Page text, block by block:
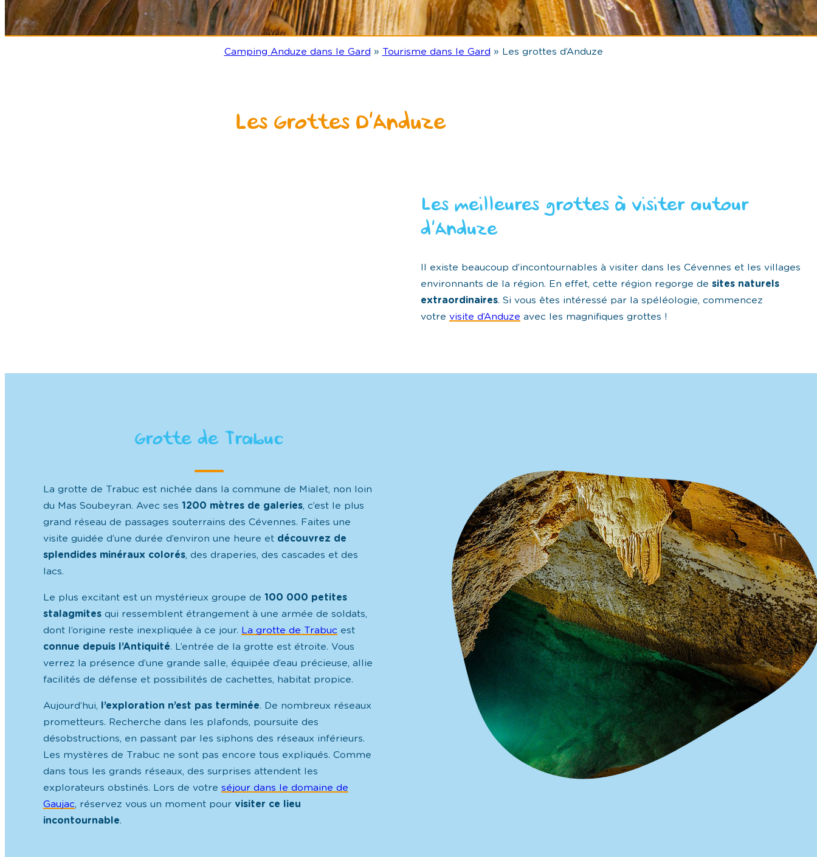
Camping Anduze dans le Gard » Tourisme dans le Gard » Les grottes d’Anduze
Les Grottes D’Anduze
Les meilleures grottes à visiter autour
d’Anduze
Il existe beaucoup d’incontournables à visiter dans les Cévennes et les villages
environnants de la région. En effet, cette région regorge de sites naturels
extraordinaires. Si vous êtes intéressé par la spéléologie, commencez
votre visite d’Anduze avec les magnifiques grottes !
Grotte de Trabuc
La grotte de Trabuc est nichée dans la commune de Mialet, non loin
du Mas Soubeyran. Avec ses 1200 mètres de galeries, c’est le plus
grand réseau de passages souterrains des Cévennes. Faites une
visite guidée d’une durée d’environ une heure et découvrez de
splendides minéraux colorés, des draperies, des cascades et des
lacs.
Le plus excitant est un mystérieux groupe de 100 000 petites
stalagmitesqui ressemblent étrangement à une armée de soldats,
dont l’origine reste inexpliquée à ce jour. La grotte de Trabuc est
connue depuis l’Antiquité. L’entrée de la grotte est étroite. Vous
verrez la présence d’une grande salle, équipée d’eau précieuse, allie
facilités de défense et possibilités de cachettes, habitat propice.
Aujourd’hui, l’exploration n’est pas terminée. De nombreux réseaux
prometteurs. Recherche dans les plafonds, poursuite des
désobstructions, en passant par les siphons des réseaux inférieurs.
Les mystères de Trabuc ne sont pas encore tous expliqués. Comme
dans tous les grands réseaux, des surprises attendent les
explorateurs obstinés. Lors de votre séjour dans le domaine de
Gaujac, réservez vous un moment pour visiter ce lieu
incontournable.